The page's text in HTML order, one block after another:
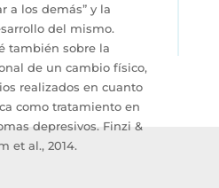
a los demás” y la
del mismo.
también sobre la
de un cambio físico,
realizados en cuanto
como tratamiento en
depresivos. Finzi &
et al., 2014.